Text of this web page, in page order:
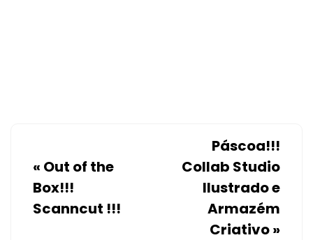
« Out of the
Box!!!
Scanncut !!!
Páscoa!!!
Collab Studio
Ilustrado e
Armazém
Criativo»